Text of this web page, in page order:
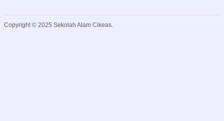
Copyright © 2025 Sekolah Alam Cikeas.